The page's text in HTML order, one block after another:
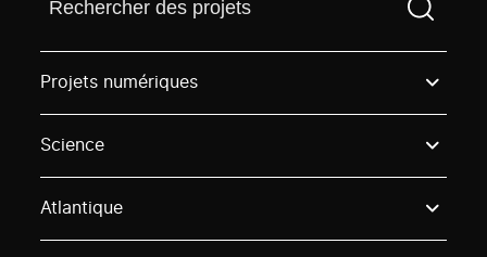
Trouvez un projetVous devez saisir un terme de
Projets numériques
Science
Atlantique